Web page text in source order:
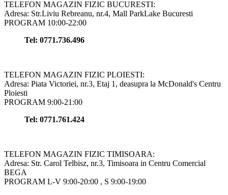
TELEFON MAGAZIN FIZIC BUCURESTI:
Adresa: Str.Liviu Rebreanu, nr.4, Mall ParkLake Bucuresti
PROGRAM 10:00-22:00
Tel: 0771.736.496
TELEFON MAGAZIN FIZIC PLOIESTI:
Adresa: Piata Victoriei, nr.3, Etaj 1, deasupra la McDonald's Centru
Ploiesti
PROGRAM 9:00-21:00
Tel: 0771.761.424
TELEFON MAGAZIN FIZIC TIMISOARA:
Adresa: Str. Carol Telbisz, nr.3, Timisoara in Centru Comercial
BEGA
PROGRAM L-V 9:00-20:00 , S 9:00-19:00